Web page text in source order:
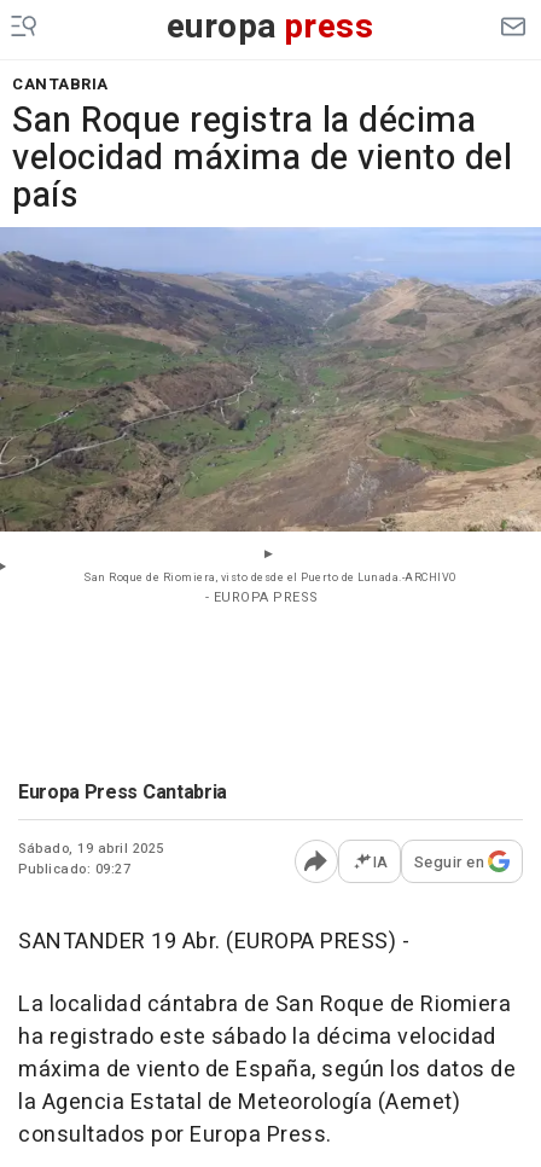
europa press
CANTABRIA
San Roque registra la décima
velocidad máxima de viento del
país
San Roque de Riomiera, visto desde el Puerto de Lunada.-ARCHIVO
- EUROPA PRESS
Europa Press Cantabria
Sábado, 19 abril 2025
Publicado: 09:27
Abrir opciones para
IA Seguir en
SANTANDER 19 Abr. (EUROPA PRESS) -
La localidad cántabra de San Roque de Riomiera
ha registrado este sábado la décima velocidad
máxima de viento de España, según los datos de
la Agencia Estatal de Meteorología (Aemet)
consultados por Europa Press.